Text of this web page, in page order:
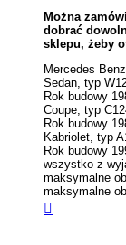
Można
dobrać
sklepu, żeby
Mercedes
Sedan, typ
Rok budowy
Coupe, typ
Rok budowy
Kabriolet, typ
Rok budowy
wszystko z
maksymalne
maksymalne
